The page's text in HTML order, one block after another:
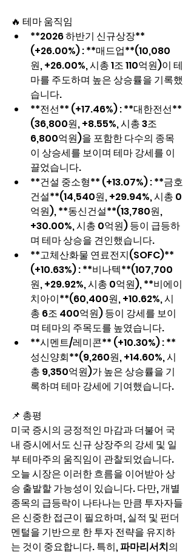
🔥 테마 움직임
**2026 하반기 신규상장**
(+26.00%) : **매드업**(10,080
원, +26.00%, 시총 1조 110억원)이 테
마를 주도하며 높은 상승률을 기록했
습니다.
**전선** (+17.46%) : **대한전선**
(36,800원, +8.55%, 시총 3조
6,800억원)을 포함한 다수의 종목
이 상승세를 보이며 테마 강세를 이
끌었습니다.
**건설 중소형** (+13.07%) : **금호
건설**(14,540원, +29.94%, 시총 0
억원), **동신건설**(13,780원,
+30.00%, 시총 0억원) 등이 급등하
며 테마 상승을 견인했습니다.
**고체산화물 연료전지(SOFC)**
(+10.63%) : **비나텍**(107,700
원, +29.92%, 시총 0억원), **비에이
치아이**(60,400원, +10.62%, 시
총 6조 400억원) 등이 강세를 보이
며 테마의 주목도를 높였습니다.
**시멘트/레미콘** (+10.30%) : **
성신양회**(9,260원, +14.60%, 시
총 9,350억원)가 높은 상승률을 기
록하며 테마 강세에 기여했습니다.
📌 총평
미국 증시의 긍정적인 마감과 더불어 국
내 증시에서도 신규 상장주의 강세 및 일
부 테마주의 움직임이 관찰되었습니다.
오늘 시장은 이러한 흐름을 이어받아 상
승 출발할 가능성이 있습니다. 다만, 개별
종목의 급등락이 나타나는 만큼 투자자들
은 신중한 접근이 필요하며, 실적 및 펀더
멘털을 기반으로 한 투자 전략을 유지하
는 것이 중요합니다. 특히, 파마리서치의